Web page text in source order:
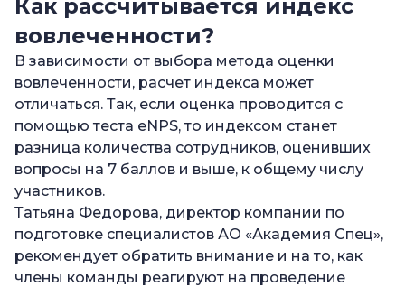
Как рассчитывается индекс
вовлеченности?
В зависимости от выбора метода оценки
вовлеченности, расчет индекса может
отличаться. Так, если оценка проводится с
помощью теста eNPS, то индексом станет
разница количества сотрудников, оценивших
вопросы на 7 баллов и выше, к общему числу
участников.
Татьяна Федорова, директор компании по
подготовке специалистов АО «Академия Спец»,
рекомендует обратить внимание и на то, как
члены команды реагируют на проведение